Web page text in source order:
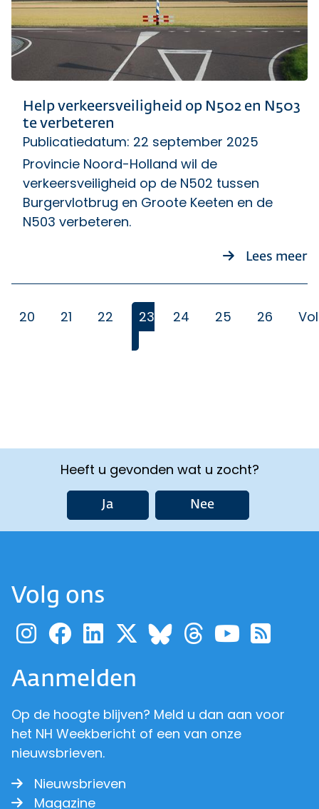
Help verkeersveiligheid op N502 en N503
te verbeteren
Publicatiedatum: 22 september 2025
Provincie Noord-Holland wil de
verkeersveiligheid op de N502 tussen
Burgervlotbrug en Groote Keeten en de
N503 verbeteren.
Lees meer
20 21 22
23
(Huidige)
24 25 26
Heeft u gevonden wat u zocht?
Ja Nee
Volg ons
Ga naar de pagina van
Ga naar de pagina
Ga naar de
Ga naar de
Ga naar de
Ga naar
Ga
Aanmelden
Op de hoogte blijven? Meld u dan aan voor
het NH Weekbericht of een van onze
nieuwsbrieven.
Nieuwsbrieven
Magazine